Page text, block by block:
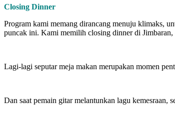
Closing Dinner
Program kami memang dirancang menuju klimaks,
puncak ini. Kami memilih closing dinner di
Lagi-lagi seputar meja makan merupakan momen
Dan saat pemain gitar melantunkan lagu kemesraan,